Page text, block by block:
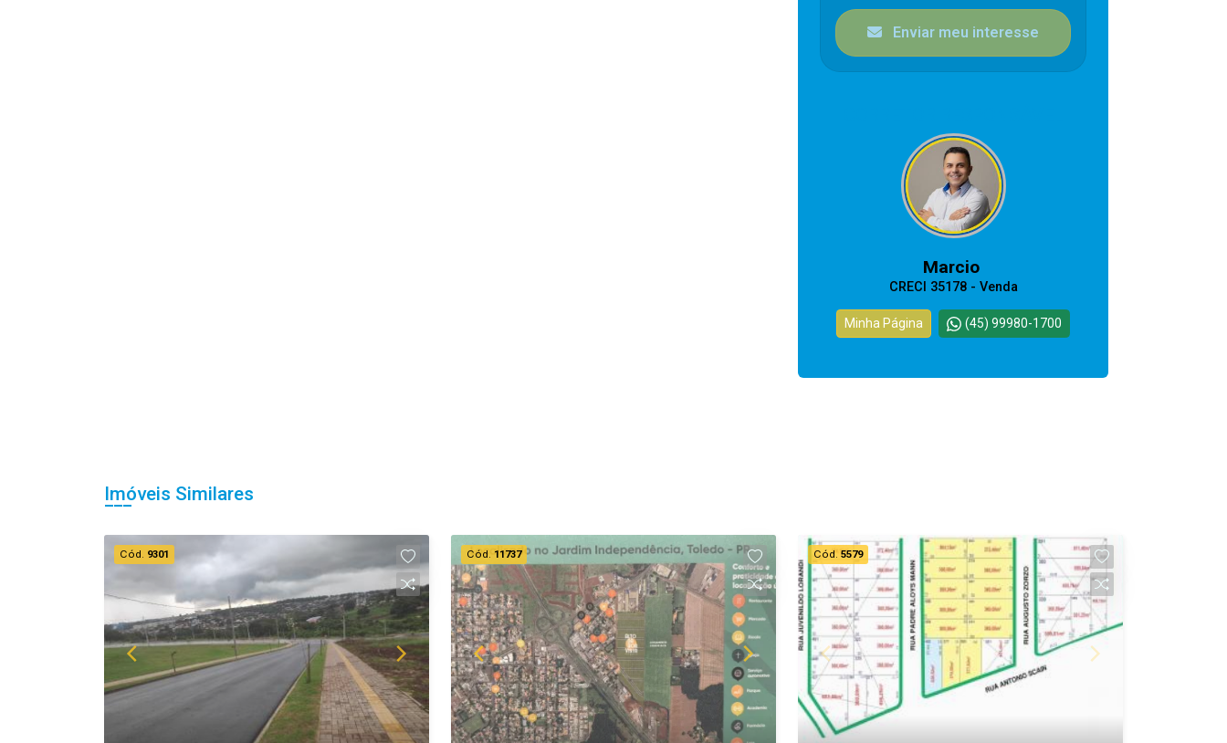
Enviar meu interesse
Marcio
CRECI 35178 - Venda
Minha Página (45) 99980-1700
Imóveis Similares
Cód. 9301 Cód. 11737 Cód. 5579